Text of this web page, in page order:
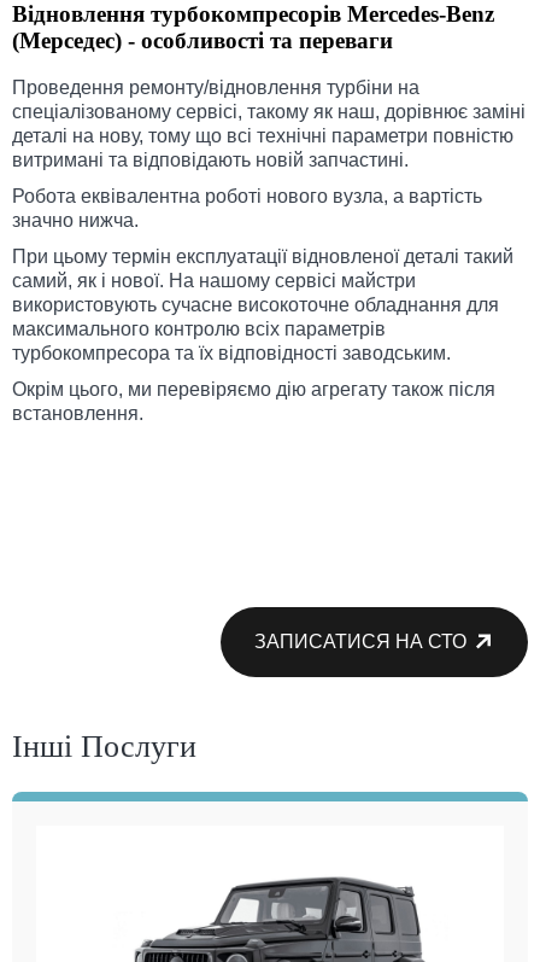
Відновлення турбокомпресорів Mercedes-Benz
(Мерседес) - особливості та переваги
Проведення ремонту/відновлення турбіни на
спеціалізованому сервісі, такому як наш, дорівнює заміні
деталі на нову, тому що всі технічні параметри повністю
витримані та відповідають новій запчастині.
Робота еквівалентна роботі нового вузла, а вартість
значно нижча.
При цьому термін експлуатації відновленої деталі такий
самий, як і нової. На нашому сервісі майстри
використовують сучасне високоточне обладнання для
максимального контролю всіх параметрів
турбокомпресора та їх відповідності заводським.
Окрім цього, ми перевіряємо дію агрегату також після
встановлення.
ЗАПИСАТИСЯ НА СТО
Інші Послуги